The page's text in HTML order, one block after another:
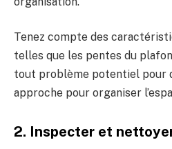
Tenez compte des
telles que les pentes du
tout problème potentiel pour
approche pour organiser
2. Inspecter et